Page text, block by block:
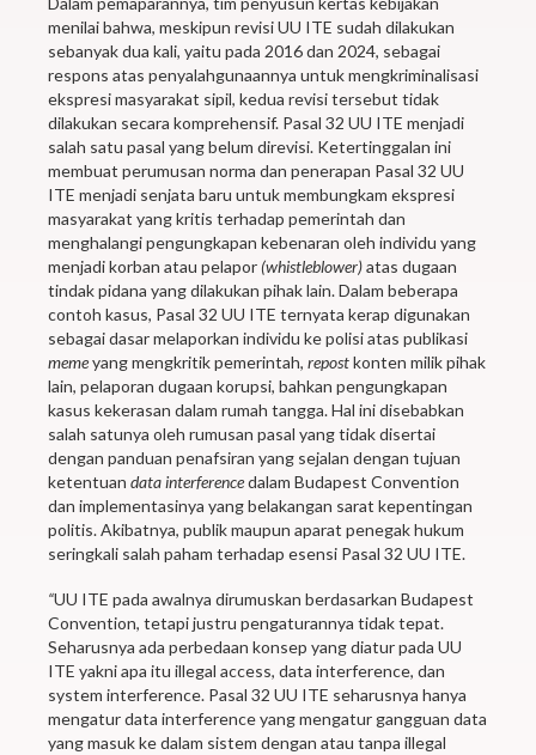
menilai bahwa, meskipun revisi UU ITE sudah dilakukan
sebanyak dua kali, yaitu pada 2016 dan 2024, sebagai
respons atas penyalahgunaannya untuk mengkriminalisasi
ekspresi masyarakat sipil, kedua revisi tersebut tidak
dilakukan secara komprehensif. Pasal 32 UU ITE menjadi
salah satu pasal yang belum direvisi. Ketertinggalan ini
membuat perumusan norma dan penerapan Pasal 32 UU
ITE menjadi senjata baru untuk membungkam ekspresi
masyarakat yang kritis terhadap pemerintah dan
menghalangi pengungkapan kebenaran oleh individu yang
menjadi korban atau pelapor(whistleblower)atas dugaan
tindak pidana yang dilakukan pihak lain. Dalam beberapa
contoh kasus, Pasal 32 UU ITE ternyata kerap digunakan
sebagai dasar melaporkan individu ke polisi atas publikasi
memeyang mengkritik pemerintah, repostkonten milik pihak
lain, pelaporan dugaan korupsi, bahkan pengungkapan
kasus kekerasan dalam rumah tangga. Hal ini disebabkan
salah satunya oleh rumusan pasal yang tidak disertai
dengan panduan penafsiran yang sejalan dengan tujuan
ketentuan data interferencedalam Budapest Convention
dan implementasinya yang belakangan sarat kepentingan
politis. Akibatnya, publik maupun aparat penegak hukum
seringkali salah paham terhadap esensi Pasal 32 UU ITE.
“UU ITE pada awalnya dirumuskan berdasarkan Budapest
Convention, tetapi justru pengaturannya tidak tepat.
Seharusnya ada perbedaan konsep yang diatur pada UU
ITE yakni apa itu illegal access, data interference, dan
system interference. Pasal 32 UU ITE seharusnya hanya
mengatur data interference yang mengatur gangguan data
yang masuk ke dalam sistem dengan atau tanpa illegal